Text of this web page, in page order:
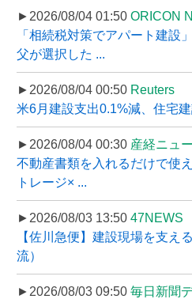
►2026/08/04 01:50 ORICON
「相続税対策でアパート建
父が選択した ...
►2026/08/04 00:50 Reuters
米6月建設支出0.1%減、住宅建
►2026/08/04 00:30 産経ニュ
不動産書類を入れるだけで使
トレージ× ...
►2026/08/03 13:50 47NEWS
【佐川急便】建設現場を支え
流）
►2026/08/03 09:50 毎日新聞